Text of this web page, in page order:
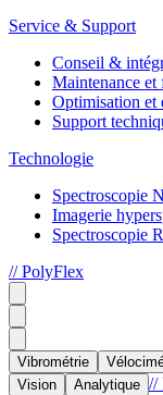
Service & Support
Conseil &
Maintenance
Optimisation et
Support
Technologie
Spectroscopie
Imagerie
Spectroscopie
// PolyFlex
Vibrométrie
Vision
Analytique //